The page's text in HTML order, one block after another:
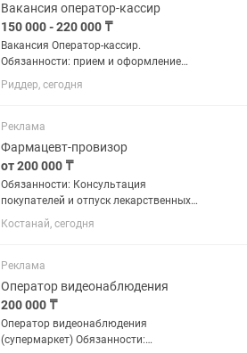
Вакансия оператор-кассир
150 000 - 220 000 ₸
Вакансия Оператор-кассир.
Обязанности: прием и оформление
заказов, внесение данных в программу
учета, ведение соответствующих
безналичным расчетом, ведение
кассового...
Риддер, сегодня
Реклама
Фармацевт-провизор
от 200 000 ₸
Обязанности: Консультация
покупателей и отпуск лекарственных
средств •Контроль качества, сроков
годности и условий хранения •Ведение
Костанай, сегодня
Реклама
Оператор видеонаблюдения
200 000 ₸
Оператор видеонаблюдения
(супермаркет) Обязанности: